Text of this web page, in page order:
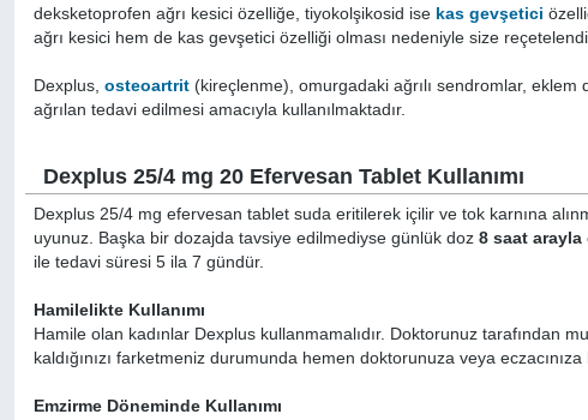
deksketoprofen ağrı kesici özelliğe, tiyokolşikosid ise kas gevşetici
ağrı kesici hem de kas gevşetici özelliği olması nedeniyle size
Dexplus,osteoartrit (kireçlenme), omurgadaki ağrılı sendromlar, eklem
ağrılan tedavi edilmesi amacıyla kullanılmaktadır.
Dexplus 25/4 mg 20 Efervesan Tablet Kullanımı
Dexplus 25/4 mg efervesan tablet suda eritilerek içilir ve tok karnına
uyunuz. Başka bir dozajda tavsiye edilmediyse günlük doz8 saat
ile tedavi süresi 5 ila 7 gündür.
Hamilelikte Kullanımı
Hamile olan kadınlar Dexplus kullanmamalıdır. Doktorunuz tarafından
kaldığınızı farketmeniz durumunda hemen doktorunuza veya eczacınıza
Emzirme Döneminde Kullanımı